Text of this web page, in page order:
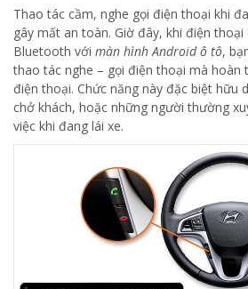
Thao tác cầm, nghe gọi điện thoại khi
gây mất an toàn. Giờ đây, khi điện
Bluetooth với màn hình Android ô tô,
thao tác nghe – gọi điện thoại mà hoàn
điện thoại. Chức năng này đặc biệt hữu
chở khách, hoặc những người thường
việc khi đang lái xe.